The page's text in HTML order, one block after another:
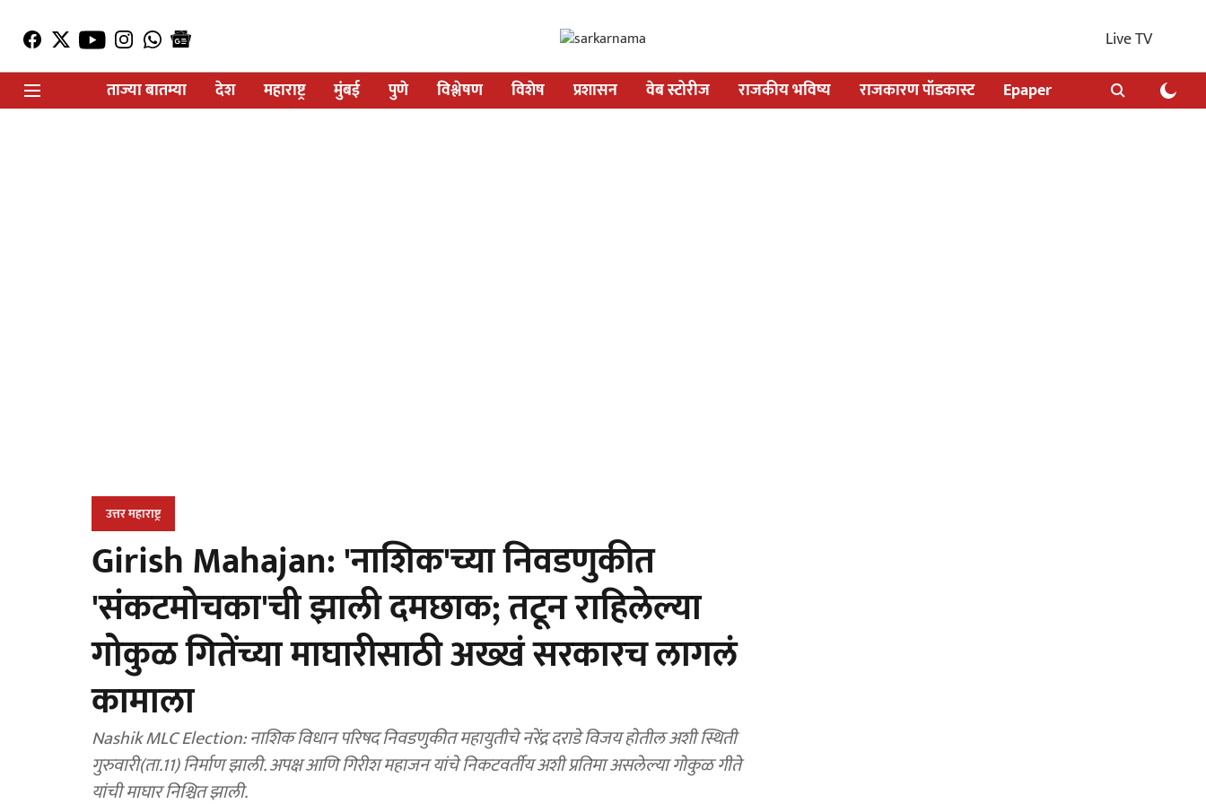
Live TV
ताज्या बातम्या
देश महाराष्ट्र मुंबई पुणे विश्लेषण विशेष प्रशासन वेब स्टोरीज राजकीय भविष्य राजकारण पॉडकास्ट Epaper
उत्तर महाराष्ट्र
Girish Mahajan: 'नाशिक'च्या निवडणुकीत
'संकटमोचका'ची झाली दमछाक; तटून राहिलेल्या
गोकुळ गितेंच्या माघारीसाठी अख्खं सरकारच लागलं
कामाला
Nashik MLC Election: नाशिक विधान परिषद निवडणुकीत महायुतीचे नरेंद्र दराडे विजय होतील अशी स्थिती
गुरुवारी(ता.11) निर्माण झाली. अपक्ष आणि गिरीश महाजन यांचे निकटवर्तीय अशी प्रतिमा असलेल्या गोकुळ गीते
यांची माघार निश्चित झाली.